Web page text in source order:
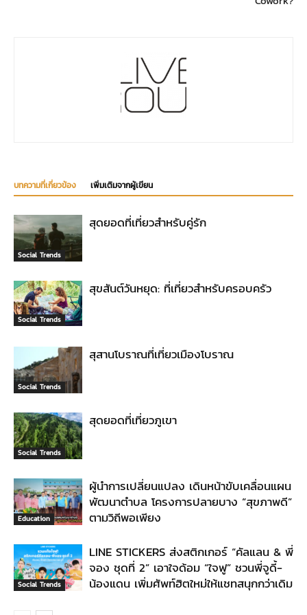
บทความที่เกี่ยวข้อง เพิ่มเติมจากผู้เขียน
Social Trends
สุดยอดที่เที่ยวสำหรับคู่รัก
Social Trends
สุขสันต์วันหยุด: ที่เที่ยวสำหรับครอบครัว
Social Trends
สุสานโบราณที่เที่ยวเมืองโบราณ
Social Trends
สุดยอดที่เที่ยวภูเขา
Education
ผู้นำการเปลี่ยนแปลง เดินหน้าขับเคลื่อนแผน
พัฒนาตำบล โครงการปลายบาง “สุขภาพดี”
ตามวิถีพอเพียง
Social Trends
LINE STICKERS ส่งสติกเกอร์ “คัลแลน & พี่
จอง ชุดที่ 2” เอาใจด้อม “ใจฟู” ชวนพี่จูดี้-
น้องแดน เพิ่มศัพท์ฮิตใหม่ให้แชทสนุกกว่าเดิม